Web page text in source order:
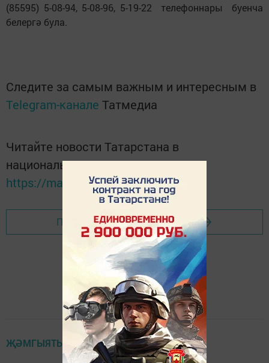
(85595) 5-08-94, 5-08-96, 5-19-22 телефоннары буенча
белергә була.
Следите за самым важным и интересным в
Telegram-канале Татмедиа
Читайте новости Татарстана в
национальном мессенджере MАХ:
https://max.ru/tatmedia
Перейти на страницу новости
ҖӘМГЫЯТЬ